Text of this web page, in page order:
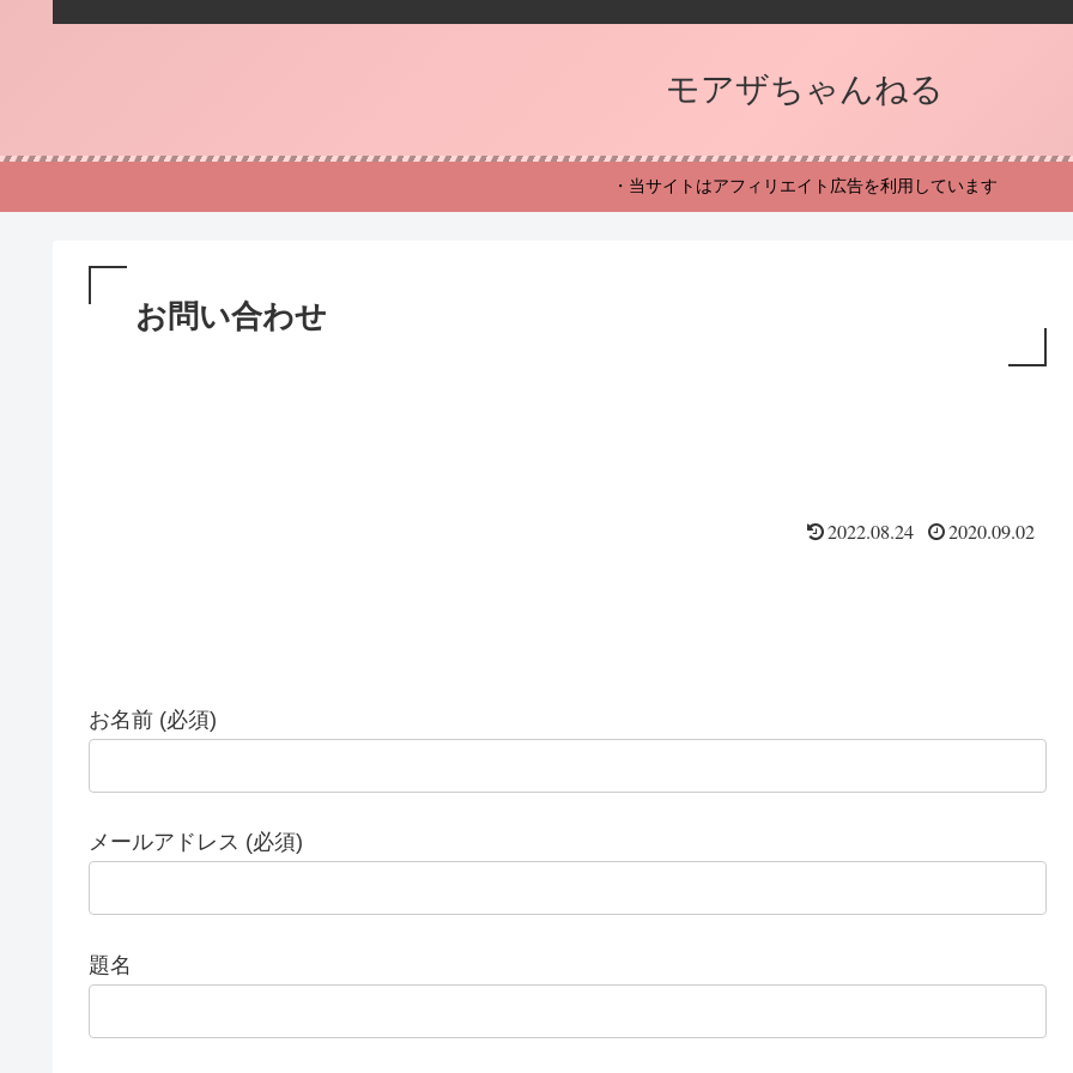
モアザちゃんねる
・当サイトはアフィリエイト広告を利用しています
お問い合わせ
2022.08.24 2020.09.02
お名前 (必須)
メールアドレス (必須)
題名